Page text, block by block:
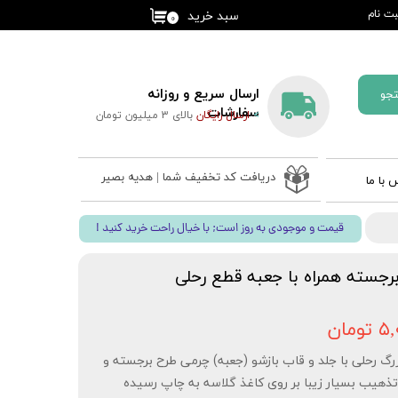
ارسال سریع و روزانه
سفارشات
>ارسال رایگانبالای 3 میلیون تومان
نام
واژه
۰ سبد خرید
نفیس
قلم بصیر
با ما دریافت کد تخفیف شما | هدیه بصیر
! قیمت و موجودی به روز است; با خیال راحت خرید کنید
همراه با جعبه قطع رحلی
رحلی با جلد و قاب بازشو (جعبه) چرمی طرح برجسته و
بسیار زیبا بر روی کاغذ گلاسه به چاپ رسیده